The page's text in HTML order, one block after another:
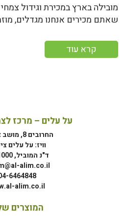
מובילה בארץ במכירת וגידול
שאתם מכירים אנחנו מגדלים,
קרא עוד
על עלים – מרכז
החרובים 8, מושב ציפורי
וויז: על עלים
ד"נ המוביל, 1791000
alim.co.il
6464848
alim.co.il
המוצרים